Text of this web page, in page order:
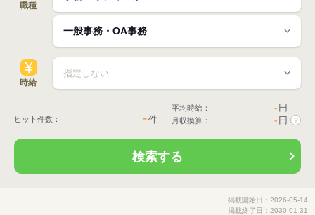
職種
時給
ヒット件数： -件
平均時給： - 円
月収換算： - 円 ?
検索する
掲載開始日：2026-05-14
掲載終了日：2030-01-31